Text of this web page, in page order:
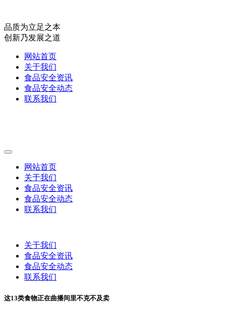
品质为立足之本
创新乃发展之道
网站首页
关于我们
食品安全资讯
食品安全动态
联系我们
网站首页
关于我们
食品安全资讯
食品安全动态
联系我们
关于我们
食品安全资讯
食品安全动态
联系我们
这13类食物正在曲播间里不克不及卖